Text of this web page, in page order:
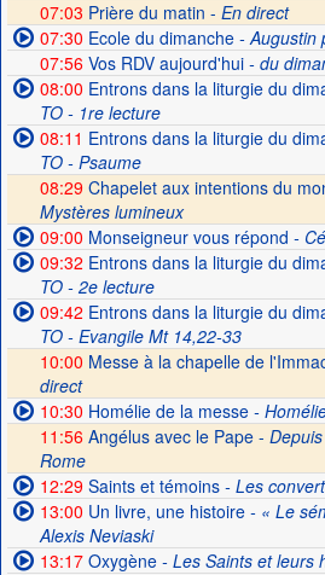
07:03 Prière du matin - En direct
07:30 Ecole du dimanche- Augustin
07:56Vos RDV aujourd'hui- du
08:00 Entrons dans la liturgie du
TO - 1re lecture
08:11 Entrons dans la liturgie du
TO - Psaume
08:29 Chapelet aux intentions du
Mystères lumineux
09:00 Monseigneur vous répond -
09:32 Entrons dans la liturgie du
TO - 2e lecture
09:42 Entrons dans la liturgie du
TO - Evangile Mt 14,22-33
10:00 Messe à la chapelle de
direct
10:30 Homélie de la messe-
11:56 Angélus avec le Pape -
Rome
12:29Saints et témoins- Les
13:00 Un livre, une histoire- « Le
Alexis Neviaski
13:17Oxygène- Les Saints et leurs